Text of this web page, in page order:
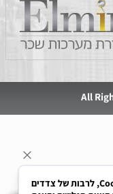
לידיעתך, באתרנו נעשה שימוש בקבצי Cookies, לרבות של צדדים